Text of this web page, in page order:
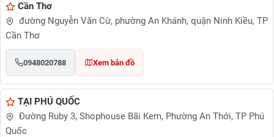
Cần Thơ
đường Nguyễn Văn Cừ, phường An Khánh, quận Ninh Kiều, TP
Cần Thơ
0948020788 Xem bản đồ
TẠI PHÚ QUỐC
Đường Ruby 3, Shophouse Bãi Kem, Phường An Thới, TP Phú
Quốc